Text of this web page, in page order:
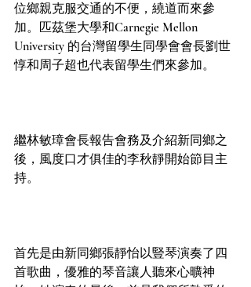
位鄉親克服交通的不便，繞道而來參
加。匹茲堡大學和Carnegie Mellon
University 的台灣留學生同學會會長劉世
惇和周子超也代表留學生們來參加。
繼林敏璋會長報告會務及介紹新同鄉之
後，風度口才俱佳的李秋靜開始節目主
持。
首先是由新同鄉張靜怡以豎琴演奏了四
首歌曲，優雅的琴音讓人聽來心曠神